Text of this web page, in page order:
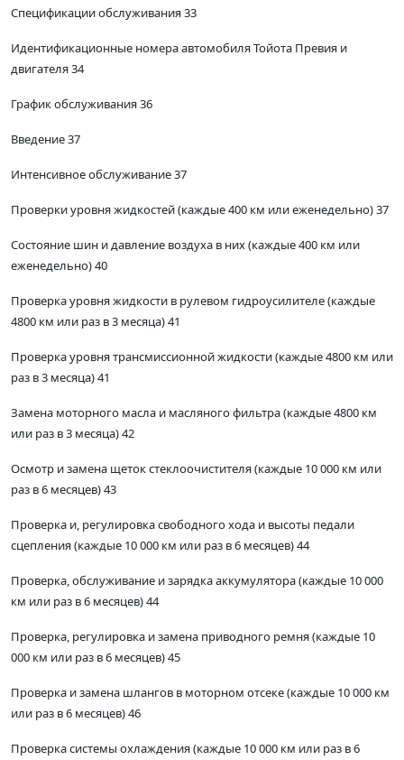
Спецификации обслуживания 33
Идентификационные номера автомобиля Тойота Превия и
двигателя 34
График обслуживания 36
Введение 37
Интенсивное обслуживание 37
Проверки уровня жидкостей (каждые 400 км или еженедельно) 37
Состояние шин и давление воздуха в них (каждые 400 км или
еженедельно) 40
Проверка уровня жидкости в рулевом гидроусилителе (каждые
4800 км или раз в 3 месяца) 41
Проверка уровня трансмиссионной жидкости (каждые 4800 км или
раз в 3 месяца) 41
Замена моторного масла и масляного фильтра (каждые 4800 км
или раз в 3 месяца) 42
Осмотр и замена щеток стеклоочистителя (каждые 10 000 км или
раз в 6 месяцев) 43
Проверка и, регулировка свободного хода и высоты педали
сцепления (каждые 10 000 км или раз в 6 месяцев) 44
Проверка, обслуживание и зарядка аккумулятора (каждые 10 000
км или раз в 6 месяцев) 44
Проверка, регулировка и замена приводного ремня (каждые 10
000 км или раз в 6 месяцев) 45
Проверка и замена шлангов в моторном отсеке (каждые 10 000 км
или раз в 6 месяцев) 46
Проверка системы охлаждения (каждые 10 000 км или раз в 6